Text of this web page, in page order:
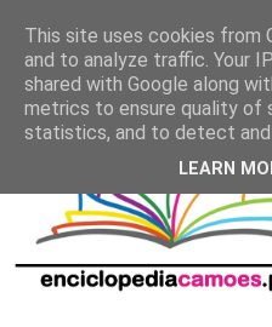
This site uses cookies from
and to analyze traffic. Your
shared with Google along
metrics to ensure quality of
statistics, and to detect and
LEARN